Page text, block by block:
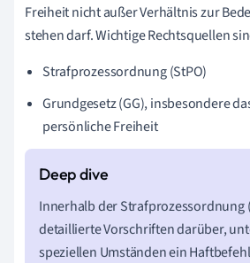
Freiheit nicht außer Verhältnis zur
stehen darf. Wichtige Rechtsquellen
Strafprozessordnung (StPO)
Grundgesetz (GG), insbesondere
persönliche Freiheit
Innerhalb der Strafprozessordnung
detaillierte Vorschriften darüber,
speziellen Umständen ein